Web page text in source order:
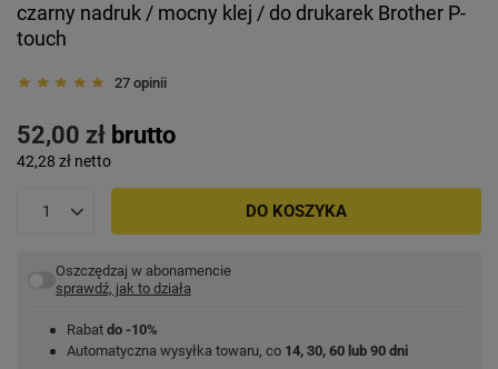
czarny nadruk / mocny klej / do drukarek Brother P-
touch
27 opinii
52,00 zł brutto
42,28 zł netto
DO KOSZYKA
Oszczędzaj w abonamencie
sprawdź, jak to działa
Rabat do -10%
Automatyczna wysyłka towaru, co 14, 30, 60 lub 90 dni